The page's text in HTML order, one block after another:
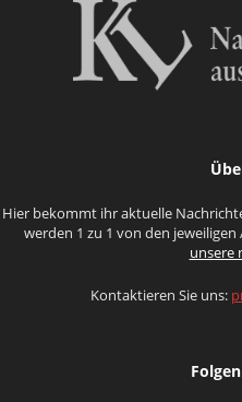
Hier bekommt ihr aktuelle
werden 1 zu 1 von den
unsere
Kontaktieren Sie uns: